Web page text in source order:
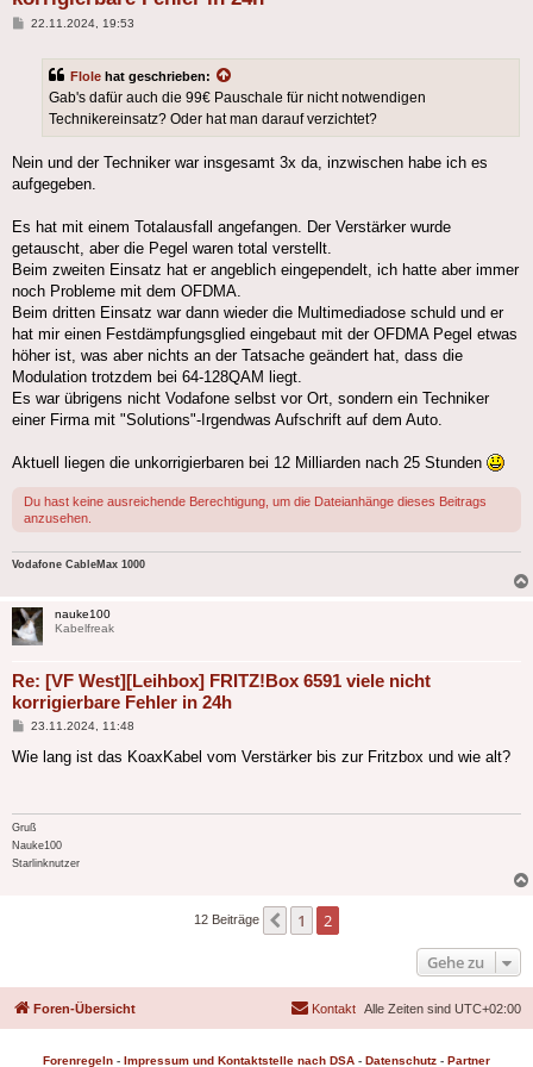
Beitrag
22.11.2024, 19:53
Flole hat geschrieben:
Gab's dafür auch die 99€ Pauschale für nicht notwendigen
Technikereinsatz? Oder hat man darauf verzichtet?
Nein und der Techniker war insgesamt 3x da, inzwischen habe ich es
aufgegeben.
Es hat mit einem Totalausfall angefangen. Der Verstärker wurde
getauscht, aber die Pegel waren total verstellt.
Beim zweiten Einsatz hat er angeblich eingependelt, ich hatte aber immer
noch Probleme mit dem OFDMA.
Beim dritten Einsatz war dann wieder die Multimediadose schuld und er
hat mir einen Festdämpfungsglied eingebaut mit der OFDMA Pegel etwas
höher ist, was aber nichts an der Tatsache geändert hat, dass die
Modulation trotzdem bei 64-128QAM liegt.
Es war übrigens nicht Vodafone selbst vor Ort, sondern ein Techniker
einer Firma mit "Solutions"-Irgendwas Aufschrift auf dem Auto.
Aktuell liegen die unkorrigierbaren bei 12 Milliarden nach 25 Stunden
Du hast keine ausreichende Berechtigung, um die Dateianhänge dieses Beitrags
anzusehen.
Vodafone CableMax 1000
nauke100
Kabelfreak
Re: [VF West][Leihbox] FRITZ!Box 6591 viele nicht
korrigierbare Fehler in 24h
Beitrag
23.11.2024, 11:48
Wie lang ist das KoaxKabel vom Verstärker bis zur Fritzbox und wie alt?
Gruß
Nauke100
Starlinknutzer
12 Beiträge Vorherige
1
2
Gehe zu
Foren-Übersicht Alle Zeiten sind UTC+02:00
Kontakt
Forenregeln - Impressum und Kontaktstelle nach DSA - Datenschutz - Partner